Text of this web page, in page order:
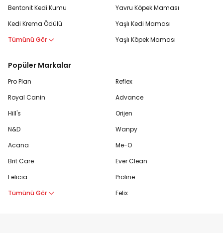
Bentonit Kedi Kumu
Kedi Krema Ödülü
Tümünü Gör
Yavru Köpek Maması
Yaşlı Kedi Maması
Yaşlı Köpek Maması
Popüler Markalar
Pro Plan
Royal Canin
Hill's
N&D
Acana
Brit Care
Felicia
Tümünü Gör
Reflex
Advance
Orijen
Wanpy
Me-O
Ever Clean
Proline
Felix